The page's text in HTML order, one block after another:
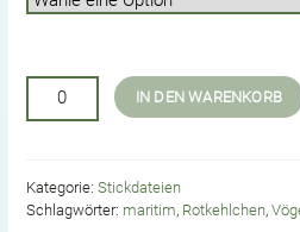
IN DEN WARENKORB
Kategorie: Stickdateien
Schlagwörter: maritim, Rotkehlchen,